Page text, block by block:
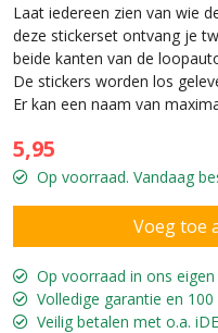
Laat iedereen zien van wie
deze stickerset ontvang je
beide kanten van de
De stickers worden los
Er kan een naam van
5,95
Op voorraad. Vandaag
Op voorraad in ons
Volledige garantie en
Veilig betalen met o.a.